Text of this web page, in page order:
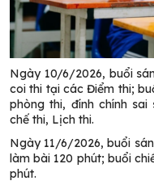
Ngày 10/6/2026, buổi
coi thi tại các Điểm thi;
phòng thi, đính chính
chế thi, Lịch thi.
Ngày 11/6/2026, buổi
làm bài 120 phút; buổi
phút.